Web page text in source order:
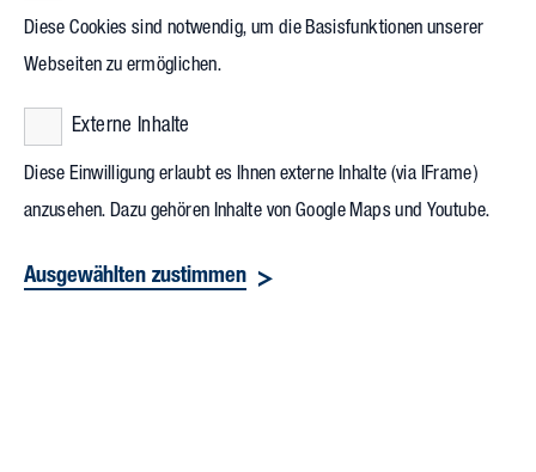
Diese Cookies sind notwendig, um die Basisfunktionen unserer
Webseiten zu ermöglichen.
Externe Inhalte
Diese Einwilligung erlaubt es Ihnen externe Inhalte (via IFrame)
anzusehen. Dazu gehören Inhalte von Google Maps und Youtube.
Ausgewählten zustimmen